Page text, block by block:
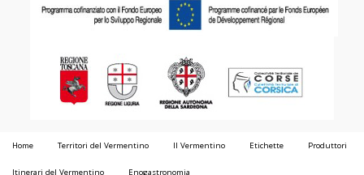
Home Territori del Vermentino Il Vermentino Etichette Produttori
Itinerari del Vermentino Enogastronomia